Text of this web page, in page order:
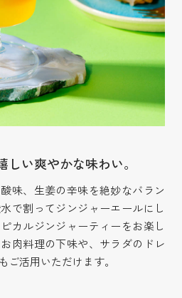
い爽やかな味わい。
味、生姜の辛味を絶妙なバラン
で割ってジンジャーエールにし
カルジンジャーティーをお楽し
肉料理の下味や、サラダのドレ
ご活用いただけます。